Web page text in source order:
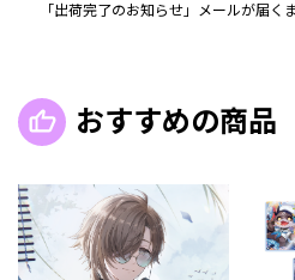
「出荷完了のお知らせ」メールが届く
おすすめの商品